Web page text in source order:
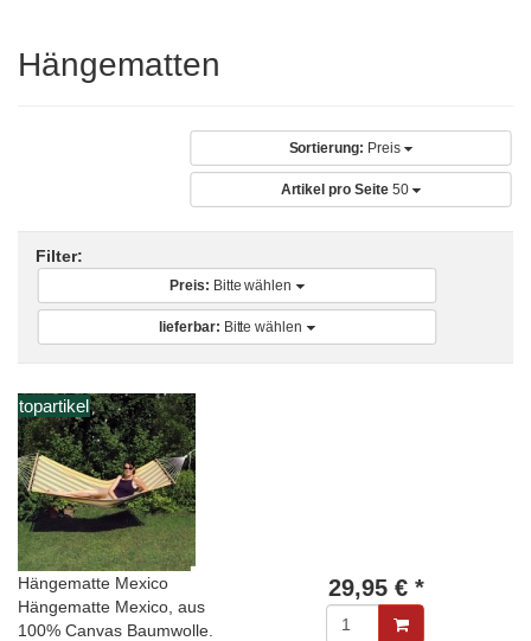
Hängematten
Sortierung: Preis
Artikel pro Seite 50
Filter:
Preis: Bitte wählen
lieferbar: Bitte wählen
topartikel
Hängematte Mexico
Hängematte Mexico, aus
100% Canvas Baumwolle.
29,95 € *